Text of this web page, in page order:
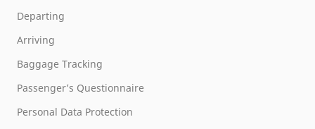
Departing
Arriving
Baggage Tracking
Passenger’s Questionnaire
Personal Data Protection